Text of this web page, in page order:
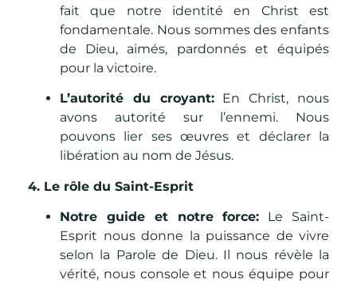
fait que notre identité en Christ est
fondamentale. Nous sommes des enfants
de Dieu, aimés, pardonnés et équipés
pour la victoire.
L’autorité du croyant:En Christ, nous
avons autorité sur l’ennemi. Nous
pouvons lier ses œuvres et déclarer la
libération au nom de Jésus.
4. Le rôle du Saint-Esprit
Notre guide et notre force: Le Saint-
Esprit nous donne la puissance de vivre
selon la Parole de Dieu. Il nous révèle la
vérité, nous console et nous équipe pour